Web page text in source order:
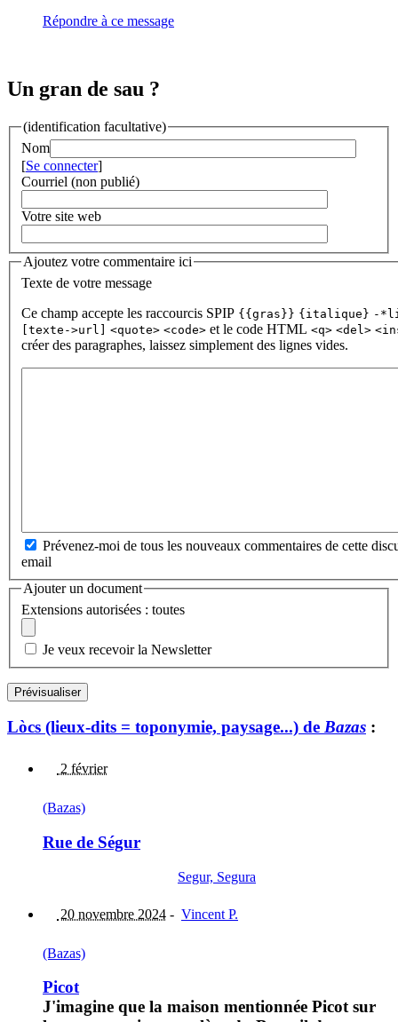
Répondre à ce message
Un gran de sau ?
(identification facultative)
Nom
[Se connecter]
Courriel (non publié)
Votre site web
Ajoutez votre commentaire ici
Texte de votre message
Ce champ accepte les raccourcis SPIP {{gras}} {italique} -
[texte->url]
<quote> <code> et le code HTML <q> <del>
créer des paragraphes, laissez simplement des lignes vides.
Prévenez-moi de tous les nouveaux commentaires de cette
email
Ajouter un document
Extensions autorisées : toutes
Je veux recevoir la Newsletter
Lòcs (lieux-dits = toponymie, paysage...) de Bazas :
2 février
(Bazas)
Rue de Ségur
Segur, Segura
20 novembre 2024 - Vincent P.
(Bazas)
Picot
J'imagine que la maison mentionnée Picot sur